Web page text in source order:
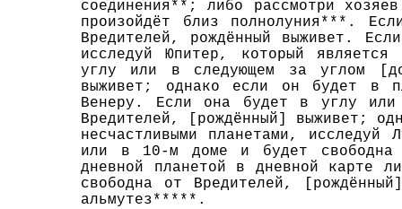
соединения**; либо рассмотри
произойдёт близ полнолуния***.
Вредителей, рождённый выживет.
исследуй Юпитер, который
углу или в следующем за углом
выживет; однако если он будет в
Венеру. Если она будет в углу
Вредителей, [рождённый] выживет;
несчастливыми планетами,
или в 10-м доме и будет свободна
дневной планетой в дневной карте
свободна от Вредителей,
альмутез*****.